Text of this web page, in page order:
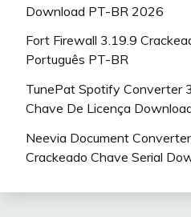
Download PT-BR 2026
Fort Firewall 3.19.9
Português PT-BR
TunePat Spotify Converter
Chave De Licença
Neevia Document
Crackeado Chave Serial